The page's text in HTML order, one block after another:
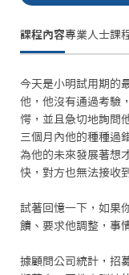
課程內容專業人士課
今天是小明試用期的
他，他沒有通過考驗
愕，並且急切地詢問
三個月內他的種種過
為他的未來發展著想
快，對方也無法接收
試著回憶一下，如果
饋、要求他調整，事
據顧問公司統計，招